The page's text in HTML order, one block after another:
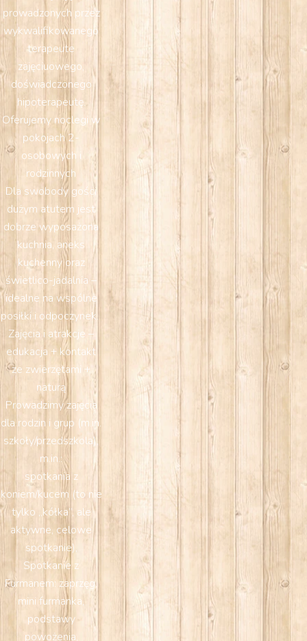
prowadzonych przez
wykwalifikowanego
terapeute
zajęciuowego,
doświadczonego
hipoterapeutę.
Oferujemy noclegi w
pokojach 2-
osobowych i
rodzinnych
Dla swobody gości
dużym atutem jest
dobrze wyposażona
kuchnia, aneks
kuchenny oraz
świetlico-jadalnia –
idealne na wspólne
posiłki i odpoczynek.
Zajęcia i atrakcje –
edukacja + kontakt
ze zwierzętami +
naturą
Prowadzimy zajęcia
dla rodzin i grup (m.in.
szkoły/przedszkola),
m.in.:
spotkania z
koniem/kucem (to nie
tylko „kółka”, ale
aktywne, celowe
spotkanie),
Spotkanie z
Furmanem: zaprzęg,
mini furmanka,
podstawy
powożenia,